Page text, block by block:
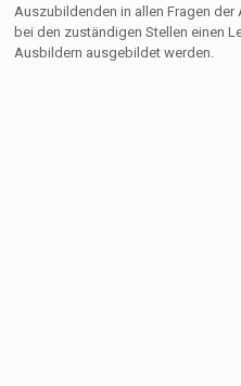
Auszubildenden in allen Fragen
bei den zuständigen Stellen einen
Ausbildern ausgebildet werden.